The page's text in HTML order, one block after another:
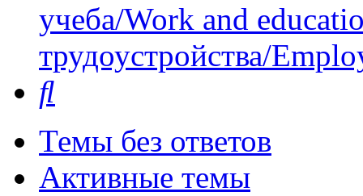
учеба/Work and
трудоустройства/
Темы без ответов
Активные темы